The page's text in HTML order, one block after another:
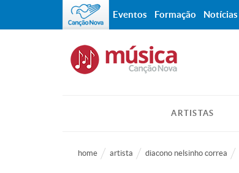
ARTISTAS
home artista diacono nelsinho correa
Eventos Formação Notícias